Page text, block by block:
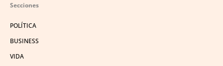
Secciones
POLÍTICA
BUSINESS
VIDA